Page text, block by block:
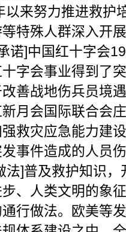
以来努力推进救护
特殊人群深入开
]中国红十字会
字会事业得到了
善战地伤兵员境
月会国际联合会
救灾应急能力建
事件造成的人员
]普及救护知识，
、人类文明的象
行做法。欧美等